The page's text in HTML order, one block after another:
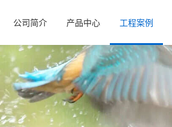
公司简介 产品中心 工程案例